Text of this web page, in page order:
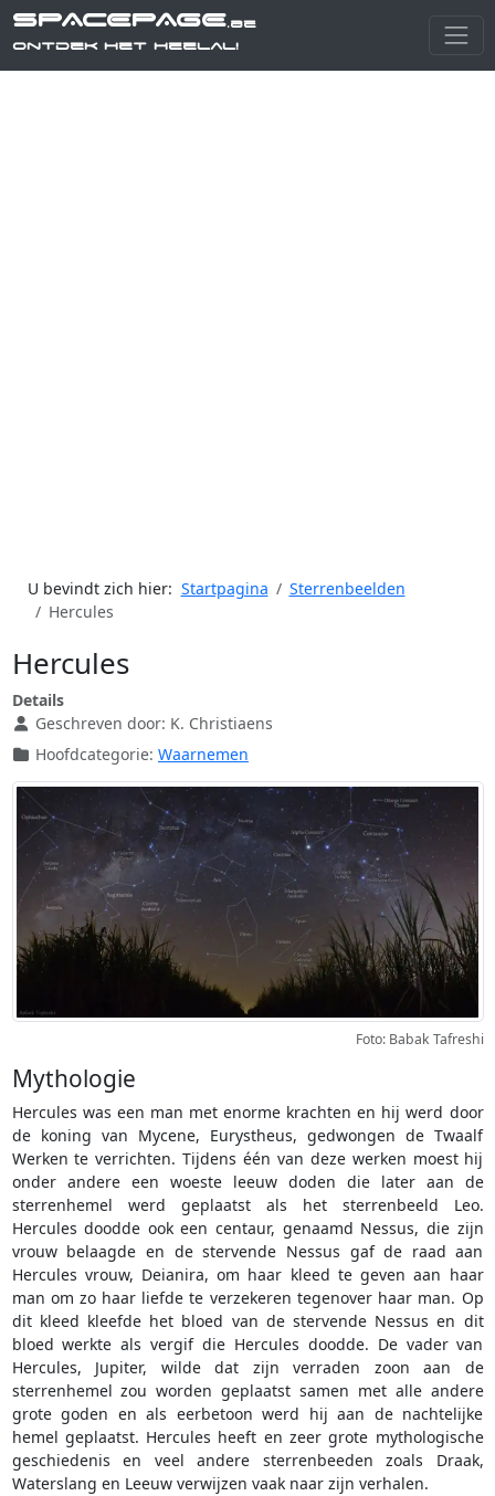
SPACEPAGE.be
Ontdek het heelal!
U bevindt zich hier: Startpagina
Sterrenbeelden
Hercules
Hercules
Details
Geschreven door: K. Christiaens
Hoofdcategorie: Waarnemen
Foto: Babak Tafreshi
Mythologie
Hercules was een man met enorme krachten en hij werd door
de koning van Mycene, Eurystheus, gedwongen de Twaalf
Werken te verrichten. Tijdens één van deze werken moest hij
onder andere een woeste leeuw doden die later aan de
sterrenhemel werd geplaatst als het sterrenbeeld Leo.
Hercules doodde ook een centaur, genaamd Nessus, die zijn
vrouw belaagde en de stervende Nessus gaf de raad aan
Hercules vrouw, Deianira, om haar kleed te geven aan haar
man om zo haar liefde te verzekeren tegenover haar man. Op
dit kleed kleefde het bloed van de stervende Nessus en dit
bloed werkte als vergif die Hercules doodde. De vader van
Hercules, Jupiter, wilde dat zijn verraden zoon aan de
sterrenhemel zou worden geplaatst samen met alle andere
grote goden en als eerbetoon werd hij aan de nachtelijke
hemel geplaatst. Hercules heeft en zeer grote mythologische
geschiedenis en veel andere sterrenbeeden zoals Draak,
Waterslang en Leeuw verwijzen vaak naar zijn verhalen.